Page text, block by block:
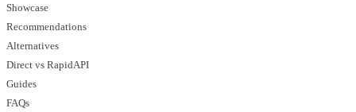
Showcase
Recommendations
Alternatives
Direct vs RapidAPI
Guides
FAQs